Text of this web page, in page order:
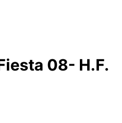
08- H.F.